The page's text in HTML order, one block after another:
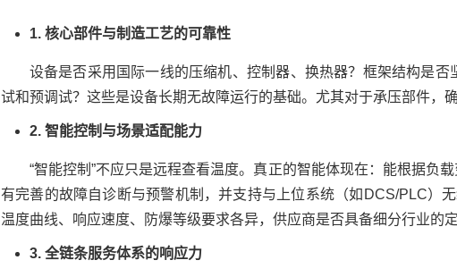
1. 核心部件与制造工艺的可靠性
设备是否采用国际一线的压缩机、控制器、换热器？框架结构是
试和预调试？这些是设备长期无故障运行的基础。尤其对于承压部件，
2. 智能控制与场景适配能力
“智能控制”不应只是远程查看温度。真正的智能体现在：能根据
有完善的故障自诊断与预警机制，并支持与上位系统（如DCS/PLC）
温度曲线、响应速度、防爆等级要求各异，供应商是否具备细分行业的定
3. 全链条服务体系的响应力